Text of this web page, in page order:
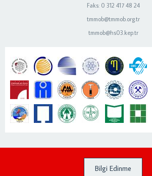
Faks: 0 312 417 48 24
tmmob@tmmob.org.tr
tmmob@hs03.kep.tr
Bilgi Edinme